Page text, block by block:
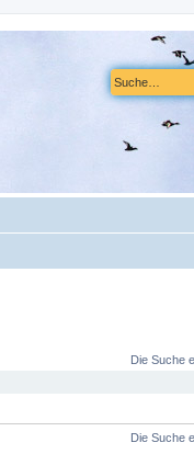
Die Suche
Die Suche